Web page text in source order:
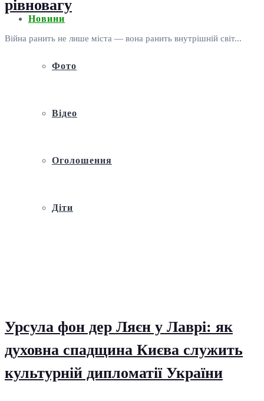
Новини
Фото
Відео
Оголошення
Діти
рівновагу
Війна ранить не лише міста — вона ранить внутрішній світ...
Урсула фон дер Ляєн у Лаврі: як
духовна спадщина Києва служить
культурній дипломатії України